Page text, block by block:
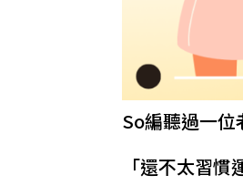
So編聽過一位
「還不太習